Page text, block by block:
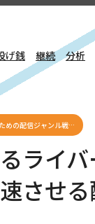
げ銭 継続 分析
めの配信ジャンル戦…
るライ
させ